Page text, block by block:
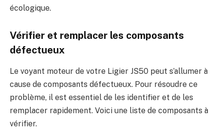
écologique.
Vérifier et remplacer les composants
défectueux
Le voyant moteur de votre Ligier JS50 peut s’allumer à
cause de composants défectueux. Pour résoudre ce
problème, il est essentiel de les identifier et de les
remplacer rapidement. Voici une liste de composants à
vérifier.